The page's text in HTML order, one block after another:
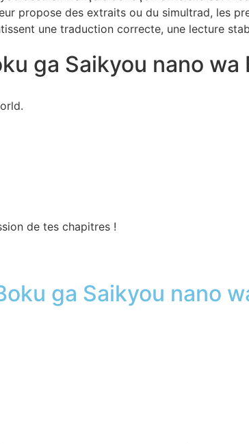
propose des extraits ou du simultrad, les
une traduction correcte, une lecture
ga Saikyou nano wa
de tes chapitres !
ga Saikyou nano